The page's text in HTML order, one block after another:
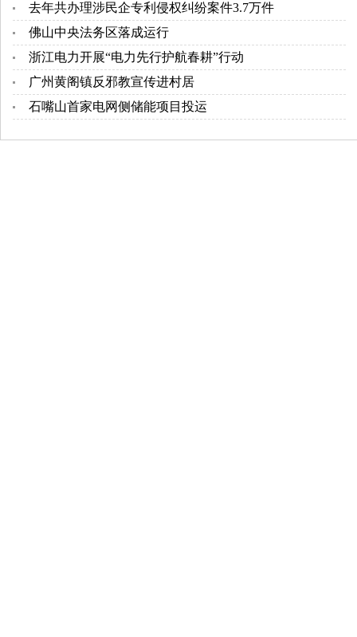
去年共办理涉民企专利侵权纠纷案件3.7万件
佛山中央法务区落成运行
浙江电力开展“电力先行护航春耕”行动
广州黄阁镇反邪教宣传进村居
石嘴山首家电网侧储能项目投运